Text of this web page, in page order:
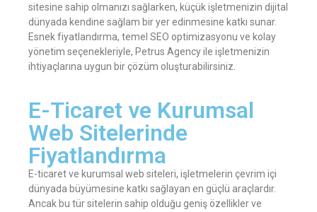
sitesine sahip olmanızı sağlarken, küçük işletmenizin dijital
dünyada kendine sağlam bir yer edinmesine katkı sunar.
Esnek fiyatlandırma, temel SEO optimizasyonu ve kolay
yönetim seçenekleriyle, Petrus Agency ile işletmenizin
ihtiyaçlarına uygun bir çözüm oluşturabilirsiniz.
E-Ticaret ve Kurumsal
Web Sitelerinde
Fiyatlandırma
E-ticaret ve kurumsal web siteleri, işletmelerin çevrim içi
dünyada büyümesine katkı sağlayan en güçlü araçlardır.
Ancak bu tür sitelerin sahip olduğu geniş özellikler ve